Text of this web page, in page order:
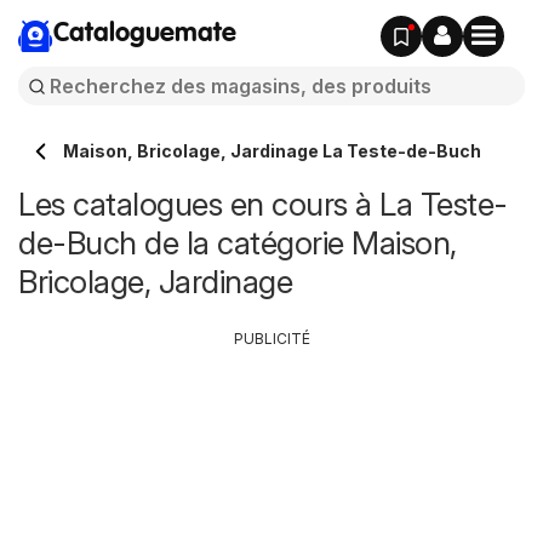
Cataloguemate
Maison, Bricolage, Jardinage La Teste-de-Buch
Les catalogues en cours à La Teste-
de-Buch de la catégorie Maison,
Bricolage, Jardinage
PUBLICITÉ